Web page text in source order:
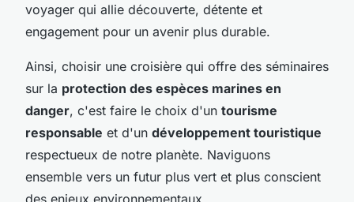
voyager qui allie découverte, détente et
engagement pour un avenir plus durable.
Ainsi, choisir une croisière qui offre des séminaires
sur la protection des espèces marines en
danger, c'est faire le choix d'un tourisme
responsable et d'un développement touristique
respectueux de notre planète. Naviguons
ensemble vers un futur plus vert et plus conscient
des enjeux environnementaux.